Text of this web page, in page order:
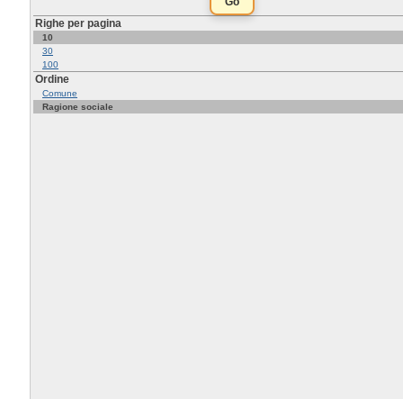
Righe per pagina
10
30
100
Ordine
Comune
Ragione sociale